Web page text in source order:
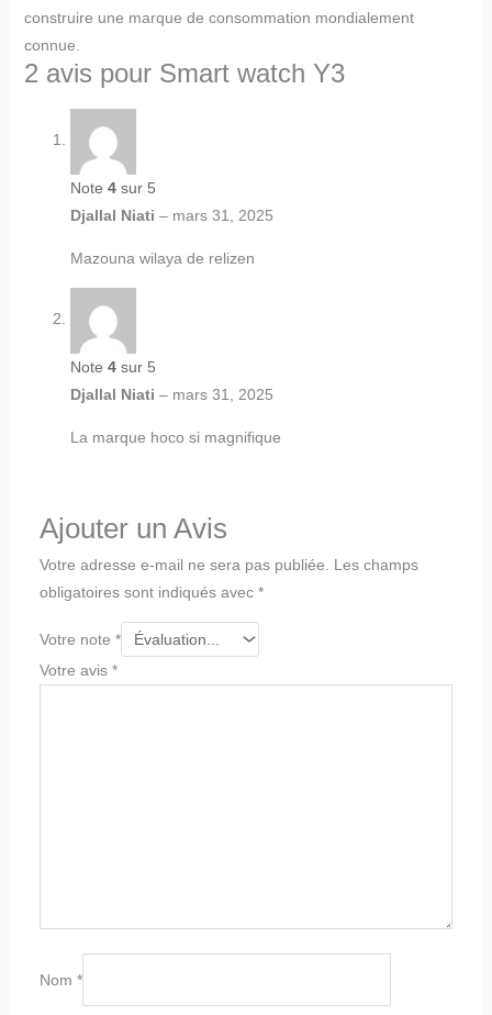
construire une marque de consommation mondialement
connue.
2 avis pour Smart watch Y3
Note 4sur 5
Djallal Niati – mars 31, 2025
Mazouna wilaya de relizen
Note 4sur 5
Djallal Niati – mars 31, 2025
La marque hoco si magnifique
Ajouter un Avis
Votre adresse e-mail ne sera pas publiée.
Les champs
obligatoires sont indiqués avec *
Votre note *
Votre avis *
Nom *